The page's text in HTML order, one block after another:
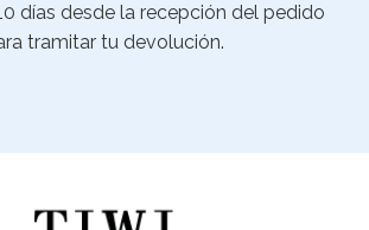
días desde la recepción del pedido
tramitar tu devolución.